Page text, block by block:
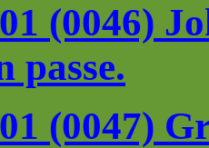
(0046)
passe.
(0047)